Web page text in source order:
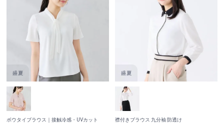
ボウタイブラウス｜接触冷感・UVカット
襟付きブラウス 九分袖 防透け